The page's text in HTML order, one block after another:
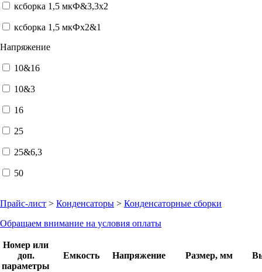
ксборка 1,5 мкФ&3,3x2
ксборка 1,5 мкФx2&1
Напряжение
10&16
10&3
16
25
25&6,3
50
Прайс-лист > Конденсаторы > Конденсаторные сборки
Обращаем внимание на условия оплаты
Номер или
доп.
параметры
Емкость Напряжение Размер, мм